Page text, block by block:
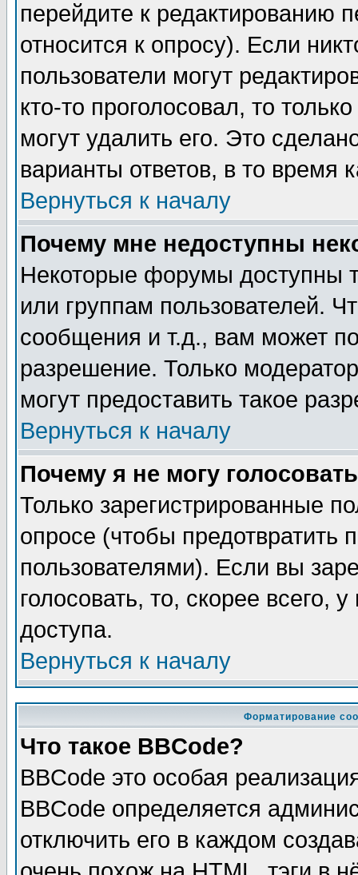
перейдите к редактированию
относится к опросу). Если
пользователи могут
кто-то проголосовал, то
могут удалить его. Это
варианты ответов, в то время
Вернуться к началу
Почему мне недоступны
Некоторые форумы доступны
или группам пользователей.
сообщения и т.д., вам может
разрешение. Только
могут предоставить такое
Вернуться к началу
Почему я не могу
Только зарегистрированные
опросе (чтобы предотвратить
пользователями). Если вы
голосовать, то, скорее всего,
доступа.
Вернуться к началу
Форматирование
Что такое BBCode?
BBCode это особая
BBCode определяется
отключить его в каждом